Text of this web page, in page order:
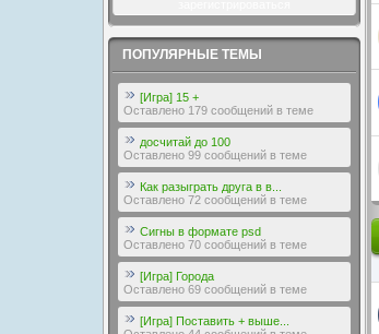
ПОПУЛЯРНЫЕ ТЕМЫ
[Игра] 15 +
Оставлено 179 сообщений в теме
досчитай до 100
Оставлено 99 сообщений в теме
Как разыграть друга в в...
Оставлено 72 сообщений в теме
Сигны в формате psd
Оставлено 70 сообщений в теме
[Игра] Города
Оставлено 69 сообщений в теме
[Игра] Поставить + выше...